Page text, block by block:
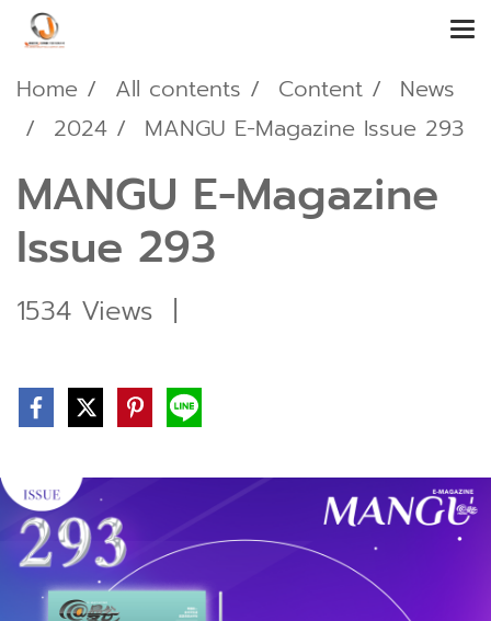
Home All contents Content
News
2024
MANGU E-Magazine Issue 293
MANGU E-Magazine
Issue 293
1534 Views |